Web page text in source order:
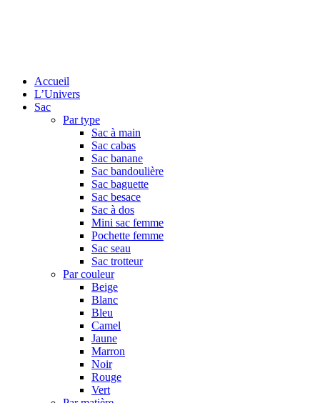
Accueil
L’Univers
Sac
Par type
Sac à main
Sac cabas
Sac banane
Sac bandoulière
Sac baguette
Sac besace
Sac à dos
Mini sac femme
Pochette femme
Sac seau
Sac trotteur
Par couleur
Beige
Blanc
Bleu
Camel
Jaune
Marron
Noir
Rouge
Vert